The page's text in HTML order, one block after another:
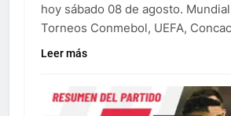
hoy sábado 08 de agosto.
Torneos Conmebol, UEFA,
Leer más